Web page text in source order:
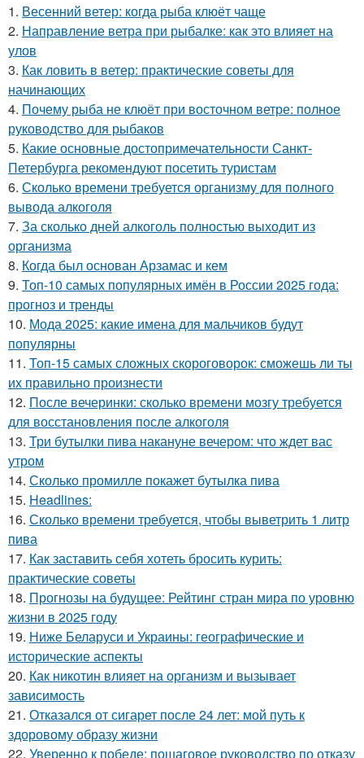
1. Весенний ветер: когда рыба клюёт чаще
2. Направление ветра при рыбалке: как это влияет на
улов
3. Как ловить в ветер: практические советы для
начинающих
4. Почему рыба не клюёт при восточном ветре: полное
руководство для рыбаков
5. Какие основные достопримечательности Санкт-
Петербурга рекомендуют посетить туристам
6. Сколько времени требуется организму для полного
вывода алкоголя
7. За сколько дней алкоголь полностью выходит из
организма
8. Когда был основан Арзамас и кем
9. Топ-10 самых популярных имён в России 2025 года:
прогноз и тренды
10. Мода 2025: какие имена для мальчиков будут
популярны
11. Топ-15 самых сложных скороговорок: сможешь ли ты
их правильно произнести
12. После вечеринки: сколько времени мозгу требуется
для восстановления после алкоголя
13. Три бутылки пива накануне вечером: что ждет вас
утром
14. Сколько промилле покажет бутылка пива
15. Headlines:
16. Сколько времени требуется, чтобы выветрить 1 литр
пива
17. Как заставить себя хотеть бросить курить:
практические советы
18. Прогнозы на будущее: Рейтинг стран мира по уровню
жизни в 2025 году
19. Ниже Беларуси и Украины: географические и
исторические аспекты
20. Как никотин влияет на организм и вызывает
зависимость
21. Отказался от сигарет после 24 лет: мой путь к
здоровому образу жизни
22. Уверенно к победе: пошаговое руководство по отказу